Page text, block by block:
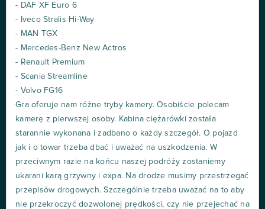
- DAF XF Euro 6
- Iveco Stralis Hi-Way
- MAN TGX
- Mercedes-Benz New Actros
- Renault Premium
- Scania Streamline
- Volvo FG16
Gra oferuje nam różne tryby kamery. Osobiście polecam
kamerę z pierwszej osoby. Kabina ciężarówki została
starannie wykonana i zadbano o każdy szczegół. O pojazd
jak i o towar trzeba dbać i uważać na uszkodzenia. W
przeciwnym razie na końcu naszej podróży zostaniemy
ukarani karą grzywny i expa. Na drodze musimy przestrzegać
przepisów drogowych. Szczególnie trzeba uważać na to aby
nie przekroczyć dozwolonej prędkości, czy nie przejechać na